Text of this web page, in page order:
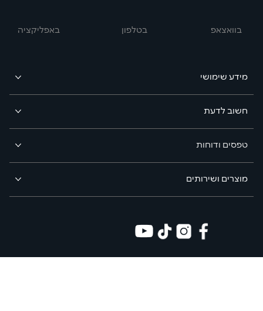
מידע שימושי
חשוב לדעת
טפסים ודוחות
מוצרים ושירותים
בוואצאפ בטלפון באפליקציה